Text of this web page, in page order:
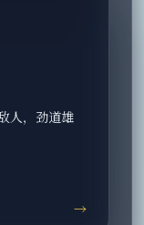
人，劲道雄
→